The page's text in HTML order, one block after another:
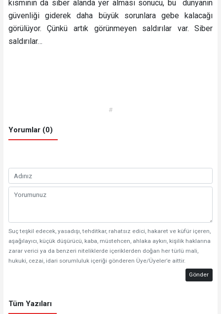
kısmının da siber alanda yer alması sonucu, bu dünyanın
güvenliği giderek daha büyük sorunlara gebe kalacağı
görülüyor. Çünkü artık görünmeyen saldırılar var. Siber
saldırılar…
#
Yorumlar (0)
Suç teşkil edecek, yasadışı, tehditkar, rahatsız edici, hakaret ve küfür içeren,
aşağılayıcı, küçük düşürücü, kaba, müstehcen, ahlaka aykırı, kişilik haklarına
zarar verici ya da benzeri niteliklerde içeriklerden doğan her türlü mali,
hukuki, cezai, idari sorumluluk içeriği gönderen Üye/Üyeler’e aittir.
Gönder
Tüm Yazıları